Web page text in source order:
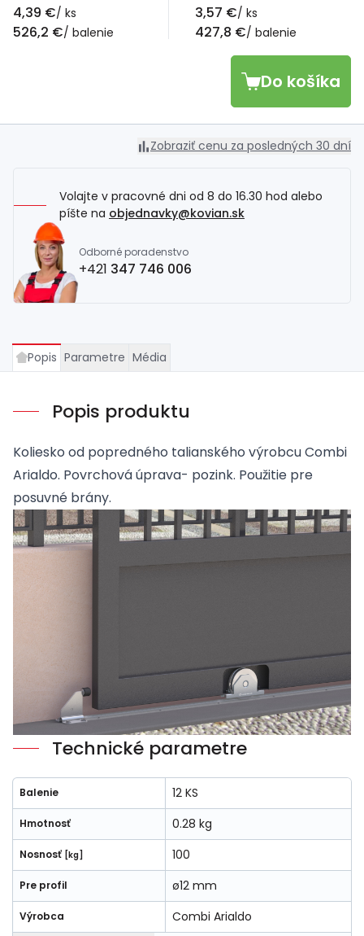
4,39 €/ ks
526,2 €/ balenie
3,57 €/ ks
427,8 €/ balenie
Do košíka
Zobraziť cenu za posledných 30 dní
Volajte v pracovné dni od 8 do 16.30 hod alebo
píšte na objednavky@kovian.sk
Odborné poradenstvo
+421 347 746 006
Popis Parametre Média
Popis produktu
Koliesko od popredného talianského výrobcu Combi
Arialdo. Povrchová úprava- pozink. Použitie pre
posuvné brány.
Technické parametre
Balenie 12 KS
Hmotnosť 0.28 kg
Nosnosť [kg] 100
Pre profil ø12 mm
Výrobca Combi Arialdo